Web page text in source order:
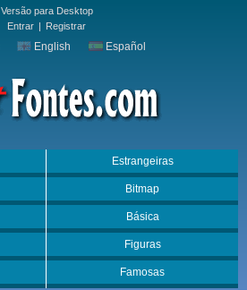
Versão para Desktop
Entrar | Registrar
English Español
Estrangeiras
Bitmap
Básica
Figuras
Famosas